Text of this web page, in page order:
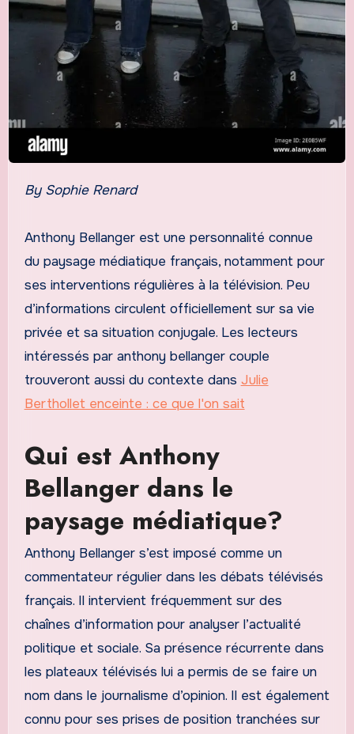
By Sophie Renard
Anthony Bellanger est une personnalité connue
du paysage médiatique français, notamment pour
ses interventions régulières à la télévision. Peu
d’informations circulent officiellement sur sa vie
privée et sa situation conjugale. Les lecteurs
intéressés par anthony bellanger couple
trouveront aussi du contexte dans Julie
Berthollet enceinte : ce que l'on sait
Qui est Anthony
Bellanger dans le
paysage médiatique?
Anthony Bellanger s’est imposé comme un
commentateur régulier dans les débats télévisés
français. Il intervient fréquemment sur des
chaînes d’information pour analyser l’actualité
politique et sociale. Sa présence récurrente dans
les plateaux télévisés lui a permis de se faire un
nom dans le journalisme d’opinion. Il est également
connu pour ses prises de position tranchées sur